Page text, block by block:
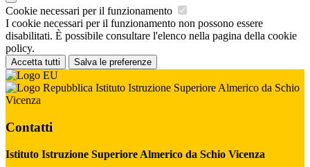
Cookie necessari per il funzionamento
I cookie necessari per il funzionamento non possono essere
disabilitati. È possibile consultare l'elenco nella pagina della cookie
policy.
Accetta tutti Salva le preferenze
Istituto Istruzione Superiore Almerico da Schio
Vicenza
Contatti
Istituto Istruzione Superiore Almerico da Schio Vicenza